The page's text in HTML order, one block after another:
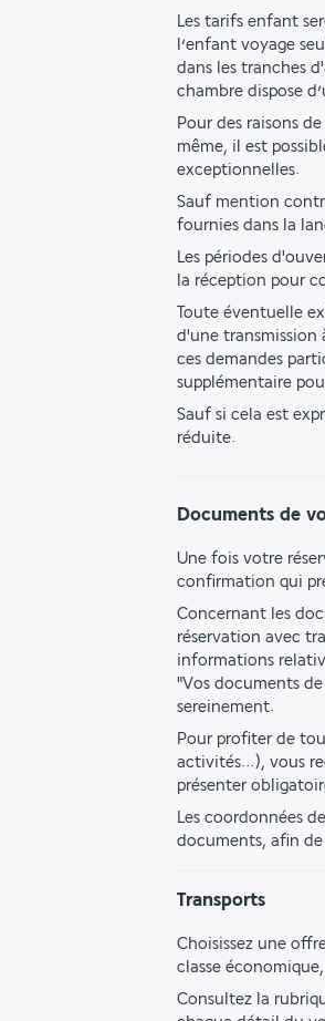
Les tarifs enfant
l’enfant voyage
dans les tranches
chambre dispose
Pour des raisons
même, il est
exceptionnelles.
Sauf mention
fournies dans la
Les périodes
la réception pour
Toute éventuelle
d'une transmission
ces demandes
supplémentaire
Sauf si cela est
réduite.
Documents de
Une fois votre
confirmation qui
Concernant les
réservation avec
informations
"Vos documents
sereinement.
Pour profiter de
activités...), vous
présenter
Les coordonnées
documents, afin
Transports
Choisissez une
classe
Consultez la